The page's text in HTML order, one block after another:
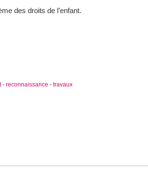
des droits de l’enfant.
- reconnaissance - travaux